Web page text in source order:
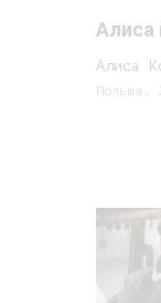
Алиса
Алиса
Польша,